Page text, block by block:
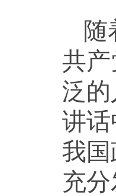
随
共
泛
讲
我
充